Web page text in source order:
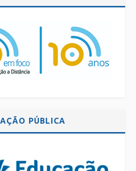
PÚBLICA